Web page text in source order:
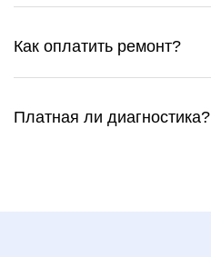
Как оплатить ремонт?
Платная ли диагностика?